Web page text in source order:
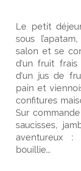
Le petit
sous
salon et se
d'un fruit frais
d'un jus de
pain et
confitures
Sur
saucisses,
aventureux :
bouillie...